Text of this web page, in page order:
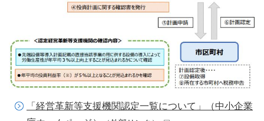
「経営革新等支援機関認定一覧について」（中小企業